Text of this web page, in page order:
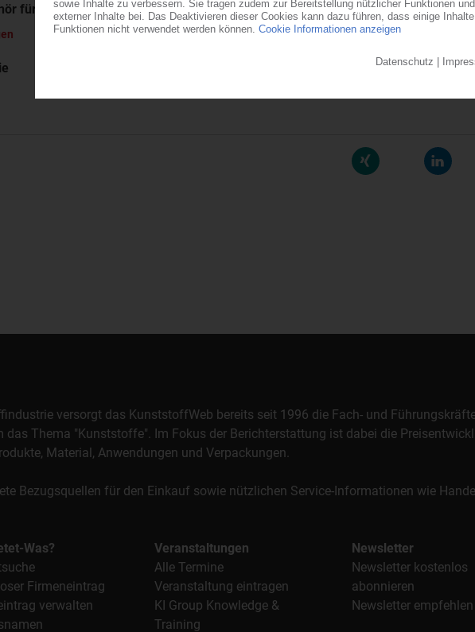
für die Kunststoffverarbeitung
versorgt das KunststoffWeb bereits seit 1996 die Fach- und
Thema "Kunststoffe". Im Fokus der Berichterstattung ist dabei die
Material, Anwendungen und Verpackungen.
Bezugsquellen für den Einkauf sowie nützlichen Service-Informationen wie
Was?
Firmeneintrag
verwalten
Veranstaltungen
Alle Termine
Veranstaltung eintragen
KI Group Knowledge &
Training
Newsletter
Newsletter kostenlos
abonnieren
Newsletter empfehlen